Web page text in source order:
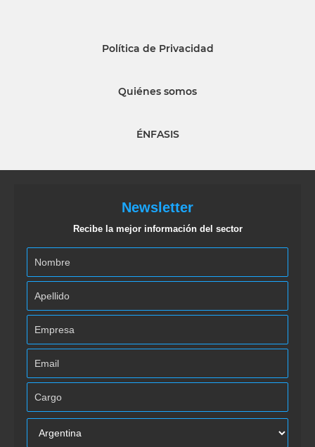
Política de Privacidad
Quiénes somos
ÉNFASIS
Newsletter
Recibe la mejor información del sector